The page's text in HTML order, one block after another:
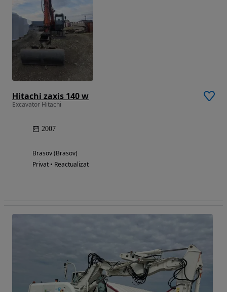
Hitachi zaxis 140 w
Excavator Hitachi
2007
Brasov (Brasov)
Privat • Reactualizat